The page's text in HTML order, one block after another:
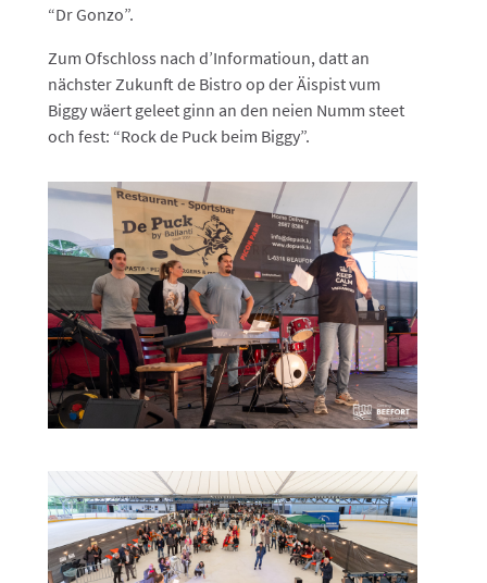
“Dr Gonzo”.
Zum Ofschloss nach d’Informatioun, datt an
nächster Zukunft de Bistro op der Äispist vum
Biggy wäert geleet ginn an den neien Numm steet
och fest: “Rock de Puck beim Biggy”.